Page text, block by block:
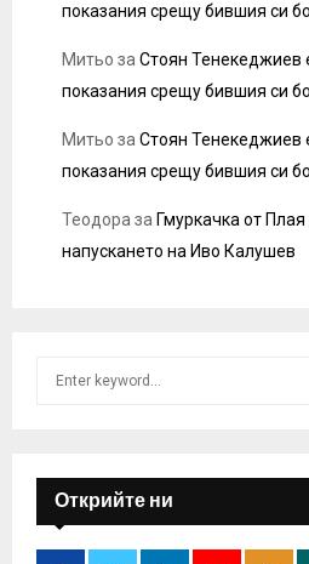
показания срещу бившия си
Митьо за Стоян Тенекеджиев
показания срещу бившия си
Митьо за Стоян Тенекеджиев
показания срещу бившия си
Теодора за Гмуркачка от
напускането на Иво Калушев
f
o
Открийте ни